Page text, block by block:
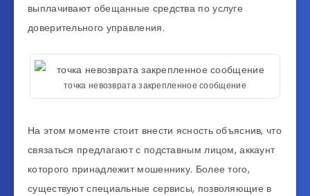
выплачивают обещанные средства по услуге
доверительного управления.
точка невозврата закрепленное сообщение
На этом моменте стоит внести ясность объяснив, что
связаться предлагают с подставным лицом, аккаунт
которого принадлежит мошеннику. Более того,
существуют специальные сервисы, позволяющие в